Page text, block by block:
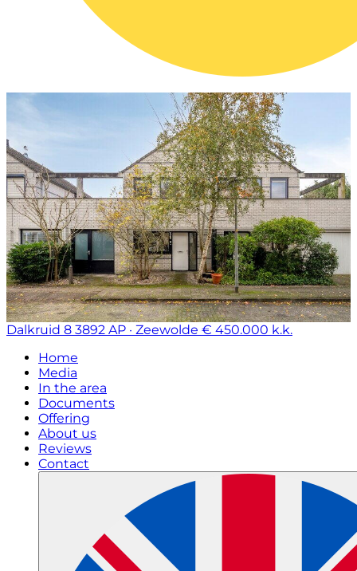
Dalkruid 8 3892 AP · Zeewolde € 450.000 k.k.
Home
Media
In the area
Documents
Offering
About us
Reviews
Contact